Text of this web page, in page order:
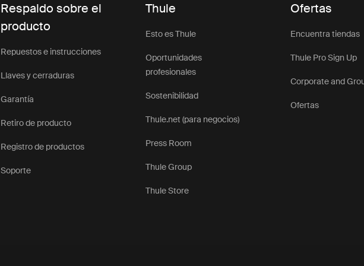
Respaldo sobre el
producto
Repuestos e instrucciones
Llaves y cerraduras
Garantía
Retiro de producto
Registro de productos
Soporte
Thule
Esto es Thule
Oportunidades
profesionales
Sostenibilidad
Thule.net (para negocios)
Press Room
Thule Group
Thule Store
Ofertas
Encuentra tiendas
Thule Pro Sign Up
Corporate and
Ofertas